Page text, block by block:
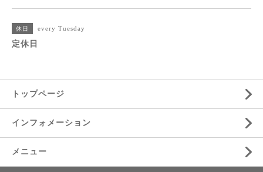
休日 every Tuesday
定休日
トップページ
インフォメーション
メニュー